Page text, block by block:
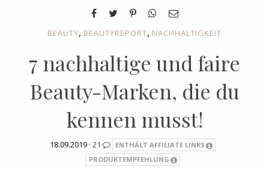
BEAUTY, BEAUTYREPORT, NACHHALTIGKEIT
7 nachhaltige und faire
Beauty-Marken, die du
kennen musst!
18.09.2019 · 21
ENTHÄLT AFFILIATE LINKS
PRODUKTEMPFEHLUNG